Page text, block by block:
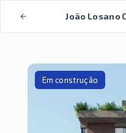
João Losano
Em construção